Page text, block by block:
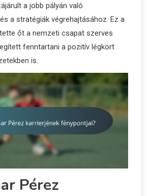
a jobb pályán való
a stratégiák végrehajtásához. Ez a
őt a nemzeti csapat szerves
fenntartani a pozitív légkört
is.
Pérez